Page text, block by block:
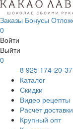
Заказы Бонусы
0
Войти
Выйти
0
8 925 174-20-37
Каталог
Скидки
Видео рецепты
Расчет доставки
Крупный опт